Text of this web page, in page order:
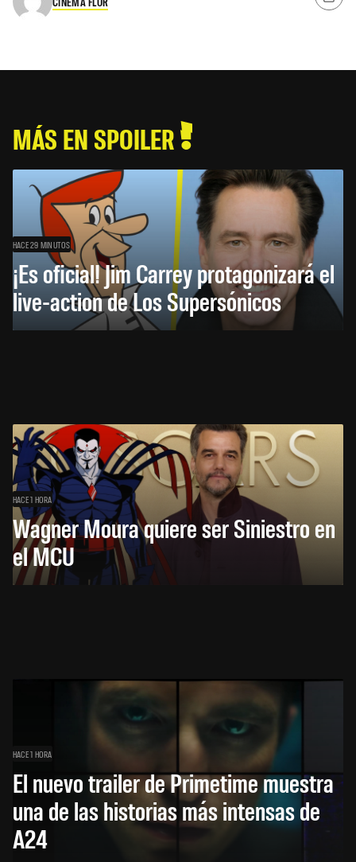
MÁS EN SPOILER
HACE 29 MINUTOS
¡Es oficial! Jim Carrey protagonizará el
live-action de Los Supersónicos
HACE 1 HORA
Wagner Moura quiere ser Siniestro en
el MCU
HACE 1 HORA
El nuevo trailer de Primetime muestra
una de las historias más intensas de
A24